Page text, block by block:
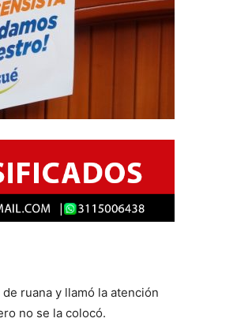
ruana y llamó la atención
no se la colocó.